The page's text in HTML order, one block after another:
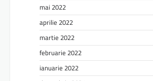
mai 2022
aprilie 2022
martie 2022
februarie 2022
ianuarie 2022